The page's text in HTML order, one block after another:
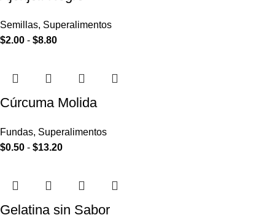
Semillas, Superalimentos
$2.00 - $8.80
Cúrcuma Molida
Fundas, Superalimentos
$0.50 - $13.20
Gelatina sin Sabor